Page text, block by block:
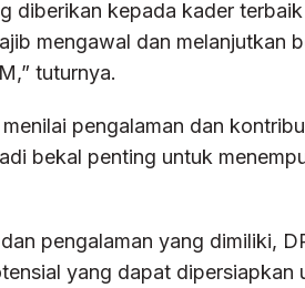
diberikan kepada kader
mengawal dan melanjutkan
tuturnya.
pengalaman dan
bekal penting untuk
pengalaman yang dimiliki,
yang dapat dipersiapkan